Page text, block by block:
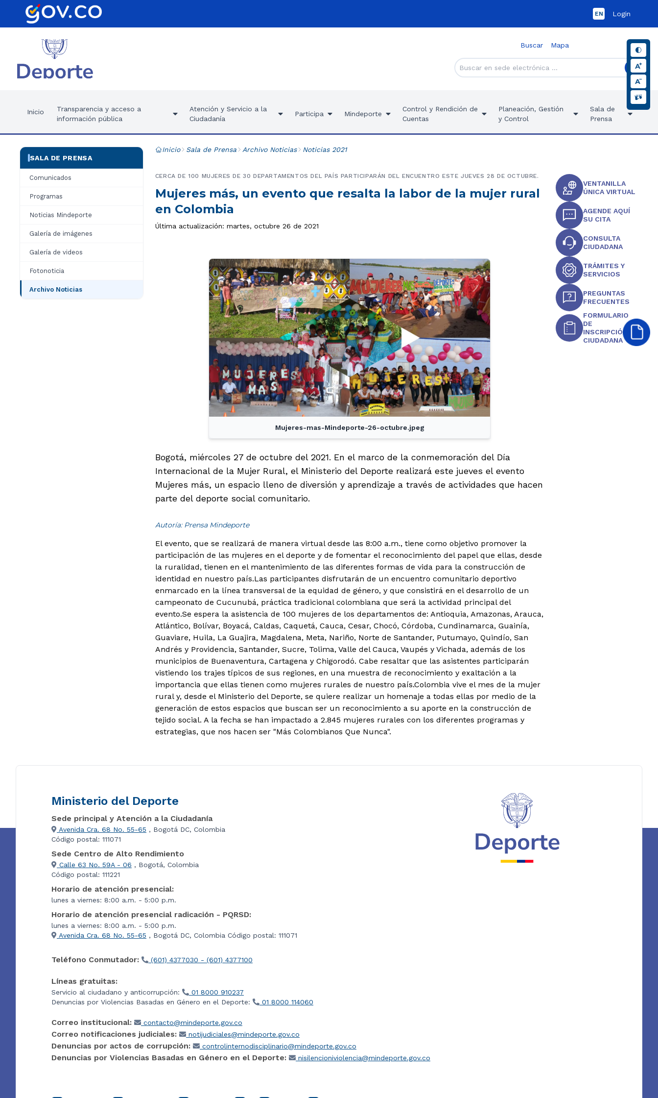
EN Login
Buscar Mapa
Inicio
Transparencia y acceso a
información pública
Atención y Servicio a la
Ciudadanía
Participa Mindeporte
Control y Rendición de
Cuentas
Planeación, Gestión
y Control
Sala de
Prensa
SALA DE PRENSA
Comunicados
Programas
Noticias Mindeporte
Galería de imágenes
Galería de videos
Fotonoticia
Archivo Noticias
Inicio Sala de Prensa Archivo Noticias Noticias 2021
Mujeres más, un evento que resalta la labor de la mujer rural
en Colombia
CERCA DE 100 MUJERES DE 30 DEPARTAMENTOS DEL PAÍS PARTICIPARÁN DEL ENCUENTRO ESTE JUEVES 28 DE OCTUBRE.
Última actualización: martes, octubre 26 de 2021
Mujeres-mas-Mindeporte-26-octubre.jpeg
Bogotá, miércoles 27 de octubre del 2021. En el marco de la conmemoración del Día
Internacional de la Mujer Rural, el Ministerio del Deporte realizará este jueves el evento
Mujeres más, un espacio lleno de diversión y aprendizaje a través de actividades que hacen
parte del deporte social comunitario.
Autoría: Prensa Mindeporte
El evento, que se realizará de manera virtual desde las 8:00 a.m., tiene como objetivo promover la
participación de las mujeres en el deporte y de fomentar el reconocimiento del papel que ellas, desde
la ruralidad, tienen en el mantenimiento de las diferentes formas de vida para la construcción de
identidad en nuestro país.Las participantes disfrutarán de un encuentro comunitario deportivo
enmarcado en la línea transversal de la equidad de género, y que consistirá en el desarrollo de un
campeonato de Cucunubá, práctica tradicional colombiana que será la actividad principal del
evento.Se espera la asistencia de 100 mujeres de los departamentos de: Antioquia, Amazonas, Arauca,
Atlántico, Bolívar, Boyacá, Caldas, Caquetá, Cauca, Cesar, Chocó, Córdoba, Cundinamarca, Guainía,
Guaviare, Huila, La Guajira, Magdalena, Meta, Nariño, Norte de Santander, Putumayo, Quindío, San
Andrés y Providencia, Santander, Sucre, Tolima, Valle del Cauca, Vaupés y Vichada, además de los
municipios de Buenaventura, Cartagena y Chigorodó. Cabe resaltar que las asistentes participarán
vistiendo los trajes típicos de sus regiones, en una muestra de reconocimiento y exaltación a la
importancia que ellas tienen como mujeres rurales de nuestro país.Colombia vive el mes de la mujer
rural y, desde el Ministerio del Deporte, se quiere realizar un homenaje a todas ellas por medio de la
generación de estos espacios que buscan ser un reconocimiento a su aporte en la construcción de
tejido social. A la fecha se han impactado a 2.845 mujeres rurales con los diferentes programas y
estrategias, que nos hacen ser "Más Colombianos Que Nunca".
VENTANILLA
ÚNICA VIRTUAL
AGENDE AQUÍ
SU CITA
CONSULTA
CIUDADANA
TRÁMITES Y
SERVICIOS
PREGUNTAS
FRECUENTES
FORMULARIO
DE
INSCRIPCIÓN
CIUDADANA
Ministerio del Deporte
Sede principal y Atención a la Ciudadanía
Avenida Cra. 68 No. 55-65 , Bogotá DC, Colombia
Código postal: 111071
Sede Centro de Alto Rendimiento
Calle 63 No. 59A - 06 , Bogotá, Colombia
Código postal: 111221
Horario de atención presencial:
lunes a viernes: 8:00 a.m. - 5:00 p.m.
Horario de atención presencial radicación - PQRSD:
lunes a viernes: 8:00 a.m. - 5:00 p.m.
Avenida Cra. 68 No. 55-65 , Bogotá DC, Colombia Código postal: 111071
Teléfono Conmutador: (601) 4377030 - (601) 4377100
Líneas gratuitas:
Servicio al ciudadano y anticorrupción:
01 8000 910237
Denuncias por Violencias Basadas en Género en el Deporte:
01 8000 114060
Correo institucional: contacto@mindeporte.gov.co
Correo notificaciones judiciales: notijudiciales@mindeporte.gov.co
Denuncias por actos de corrupción: controlinternodisciplinario@mindeporte.gov.co
Denuncias por Violencias Basadas en Género en el Deporte: nisilencioniviolencia@mindeporte.gov.co